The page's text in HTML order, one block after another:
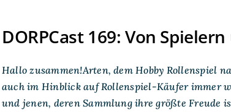
DORPCast 169: Von
Hallo zusammen!Arten, dem Hobby Rollenspiel
auch im Hinblick auf Rollenspiel-Käufer immer
und jenen, deren Sammlung ihre größte Freude